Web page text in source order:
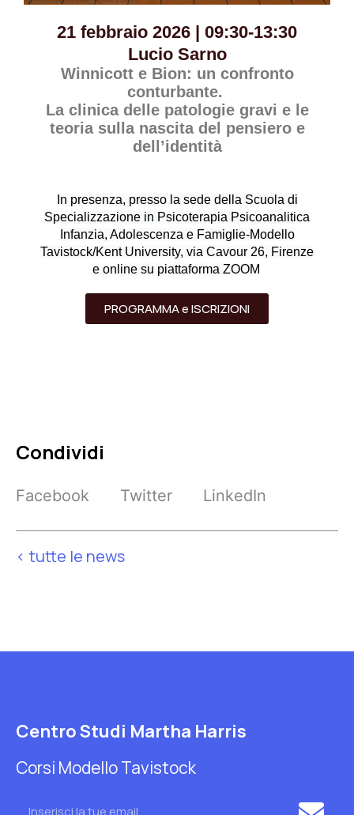
21 febbraio 2026 | 09:30-13:30
Lucio Sarno
Winnicott e Bion: un confronto
conturbante.
La clinica delle patologie gravi e le
teoria sulla nascita del pensiero e
dell’identità
In presenza, presso la sede della Scuola di
Specializzazione in Psicoterapia Psicoanalitica
Infanzia, Adolescenza e Famiglie-Modello
Tavistock/Kent University, via Cavour 26, Firenze
e online su piattaforma ZOOM
PROGRAMMA e ISCRIZIONI
Condividi
Facebook Twitter LinkedIn
< tutte le news
Centro Studi Martha Harris
Corsi Modello Tavistock